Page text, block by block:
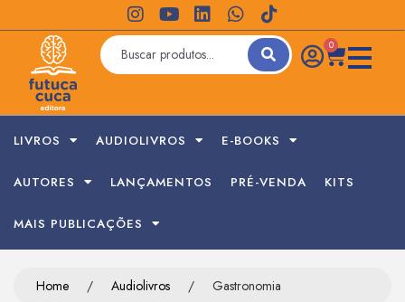
0
LIVROS AUDIOLIVROS E-BOOKS
AUTORES LANÇAMENTOS PRÉ-VENDA KITS
MAIS PUBLICAÇÕES
Home / Audiolivros / Gastronomia